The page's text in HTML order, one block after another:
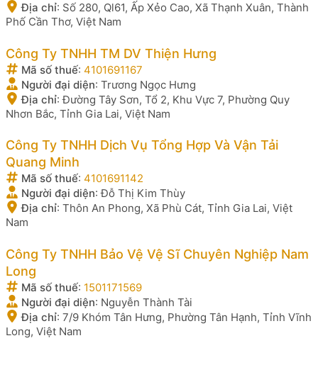
Địa chỉ: Số 280, Ql61, Ấp Xẻo Cao, Xã Thạnh Xuân, Thành
Phố Cần Thơ, Việt Nam
Công Ty TNHH TM DV Thiện Hưng
Mã số thuế: 4101691167
Người đại diện: Trương Ngọc Hưng
Địa chỉ:Đường Tây Sơn, Tổ 2, Khu Vực 7, Phường Quy
Nhơn Bắc, Tỉnh Gia Lai, Việt Nam
Công Ty TNHH Dịch Vụ Tổng Hợp Và Vận Tải
Quang Minh
Mã số thuế: 4101691142
Người đại diện:Đỗ Thị Kim Thùy
Địa chỉ: Thôn An Phong, Xã Phù Cát, Tỉnh Gia Lai, Việt
Nam
Công Ty TNHH Bảo Vệ Vệ Sĩ Chuyên Nghiệp Nam
Long
Mã số thuế: 1501171569
Người đại diện: Nguyễn Thành Tài
Địa chỉ: 7/9 Khóm Tân Hưng, Phường Tân Hạnh, Tỉnh Vĩnh
Long, Việt Nam